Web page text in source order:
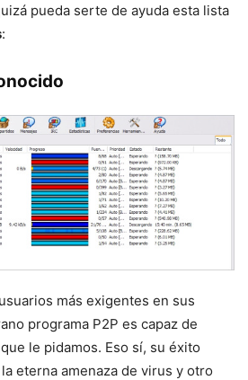
pueda serte de ayuda esta lista
:
más exigentes en sus
programa P2P es capaz de
le pidamos. Eso sí, su éxito
eterna amenaza de virus y otro